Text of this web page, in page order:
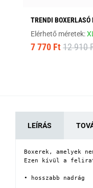
TRENDI
Elérhető méretek:
7 770 Ft 12 910
LEÍRÁS
Boxerek, amelyek
Ezen kívül a
• hosszabb nadrág